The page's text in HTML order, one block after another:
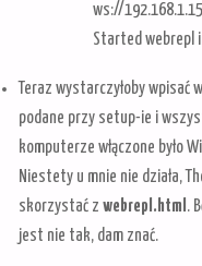
ws://
Started webrepl
Teraz wystarczyłoby wpisać
podane przy setup-ie i
komputerze włączone było
Niestety u mnie nie działa,
skorzystać zwebrepl.html .
jest nie tak, dam znać.